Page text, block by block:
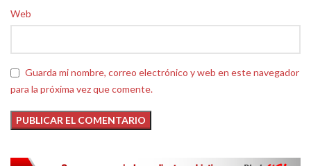
Web
Guarda mi nombre, correo electrónico y web en este navegador
para la próxima vez que comente.